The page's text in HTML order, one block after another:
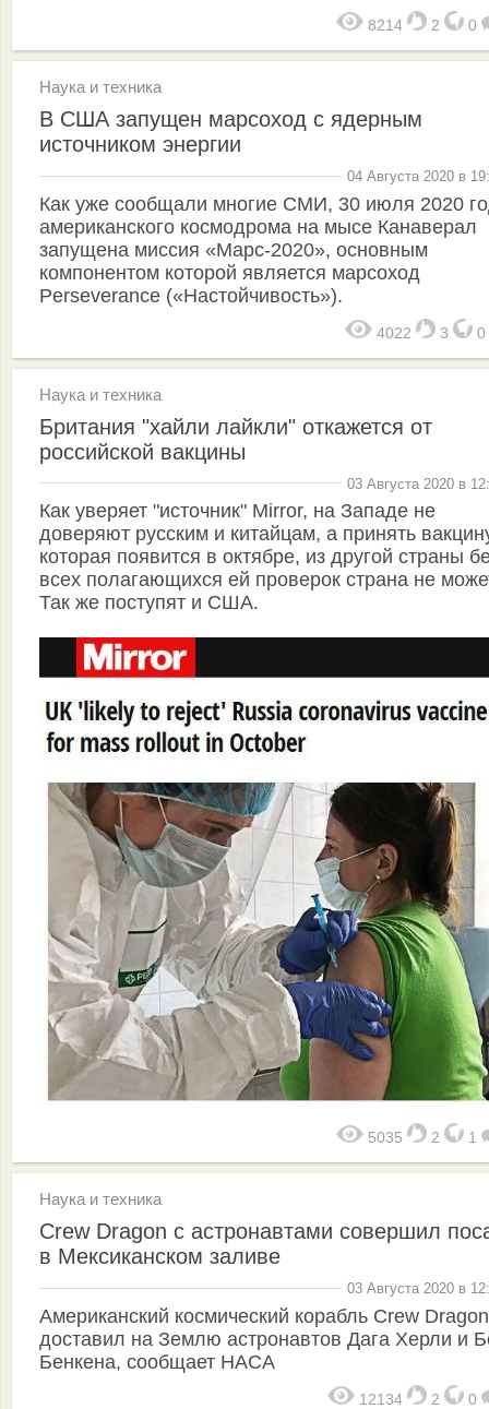
8214 2 0
Наука и техника
В США запущен марсоход с ядерным
источником энергии
04 Августа 2020 в
Как уже сообщали многие СМИ, 30 июля 2020
американского космодрома на мысе Канаверал
запущена миссия «Марс-2020», основным
компонентом которой является марсоход
Perseverance («Настойчивость»).
4022 3 0
Наука и техника
Британия "хайли лайкли" откажется от
российской вакцины
03 Августа 2020 в
Как уверяет "источник" Mirror, на Западе не
доверяют русским и китайцам, а принять
которая появится в октябре, из другой страны
всех полагающихся ей проверок страна не
Так же поступят и США.
5035 2 1
Наука и техника
Crew Dragon с астронавтами совершил
в Мексиканском заливе
03 Августа 2020 в
Американский космический корабль Crew Dragon
доставил на Землю астронавтов Дага Херли и
Бенкена, сообщает НАСА
12134 2 0